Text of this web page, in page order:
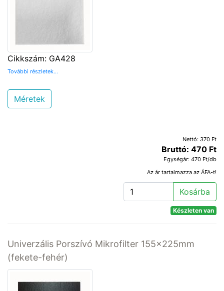
Cikkszám: GA428
További részletek...
Méretek
Nettó: 370 Ft
Bruttó: 470 Ft
Egységár: 470 Ft/db
Az ár tartalmazza az ÁFA-t!
Kosárba
Készleten van
Univerzális Porszívó Mikrofilter 155x225mm
(fekete-fehér)